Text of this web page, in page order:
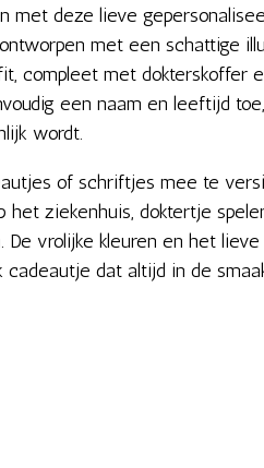
met deze lieve
met een schattige
compleet met dokterskoffer
een naam en leeftijd
wordt.
of schriftjes mee te
het ziekenhuis, doktertje
vrolijke kleuren en het
dat altijd in de